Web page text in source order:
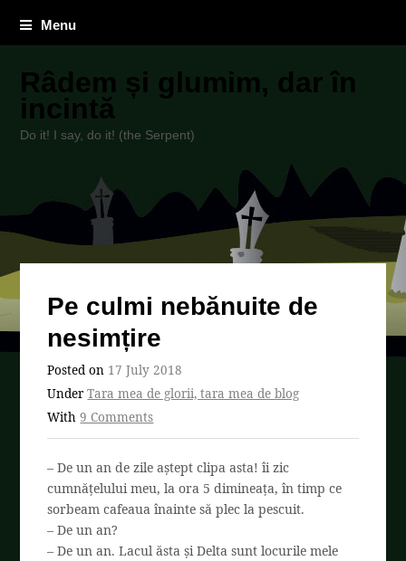
Menu
Râdem și glumim, dar în
incintă
Do it! I say, do it! (the Serpent)
Pe culmi nebănuite de
nesimțire
Posted on 17 July 2018
UnderTara mea de glorii, tara mea de blog
With9 Comments
– De un an de zile aștept clipa asta! îi zic
cumnățelului meu, la ora 5 dimineața, în timp ce
sorbeam cafeaua înainte să plec la pescuit.
– De un an?
– De un an. Lacul ăsta și Delta sunt locurile mele